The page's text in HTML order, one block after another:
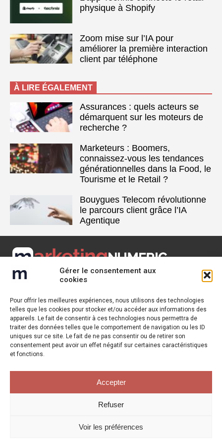
Gérer le consentement aux
cookies
Pour offrir les meilleures expériences, nous utilisons des technologies
telles que les cookies pour stocker et/ou accéder aux informations des
appareils. Le fait de consentir à ces technologies nous permettra de
traiter des données telles que le comportement de navigation ou les ID
uniques sur ce site. Le fait de ne pas consentir ou de retirer son
consentement peut avoir un effet négatif sur certaines caractéristiques
et fonctions.
Accepter
Refuser
Voir les préférences
physique à Shopify
Zoom mise sur l’IA pour
améliorer la première interaction
client par téléphone
À LIRE ÉGALEMENT
Assurances : quels acteurs se
démarquent sur les moteurs de
recherche ?
Marketeurs : Boomers,
connaissez-vous les tendances
générationnelles dans la Food, le
Tourisme et le Retail ?
Bouygues Telecom révolutionne
le parcours client grâce l’IA
Agentique
Marketing Numeric est un média dédié aux tendances du
Retrouvez des tribunes, des solutions, l'actualité, des retours
d'utilisateurs, des évènements, des livres blancs et les
nominations du secteur. Retrouvez toutes les informations sur
les innovations en cybersécurité.
Vous cherchez quelque chose ?
Politique de confidentialité| Google reCAPTCHA :